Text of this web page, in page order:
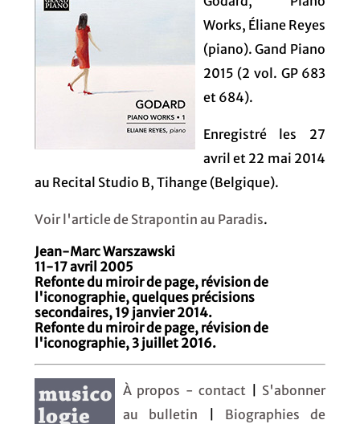
Works, Éliane Reyes
(piano). Gand Piano
2015 (2 vol. GP 683
et 684).
Enregistré les 27
avril et 22 mai 2014
au Recital Studio B, Tihange (Belgique).
Voir l'article de Strapontin au Paradis.
Jean-Marc Warszawski
11-17 avril 2005
Refonte du miroir de page, révision de
l'iconographie, quelques précisions
secondaires, 19 janvier 2014.
Refonte du miroir de page, révision de
l'iconographie, 3 juillet 2016.
À propos - contact
S'abonner
au bulletin
Biographies de